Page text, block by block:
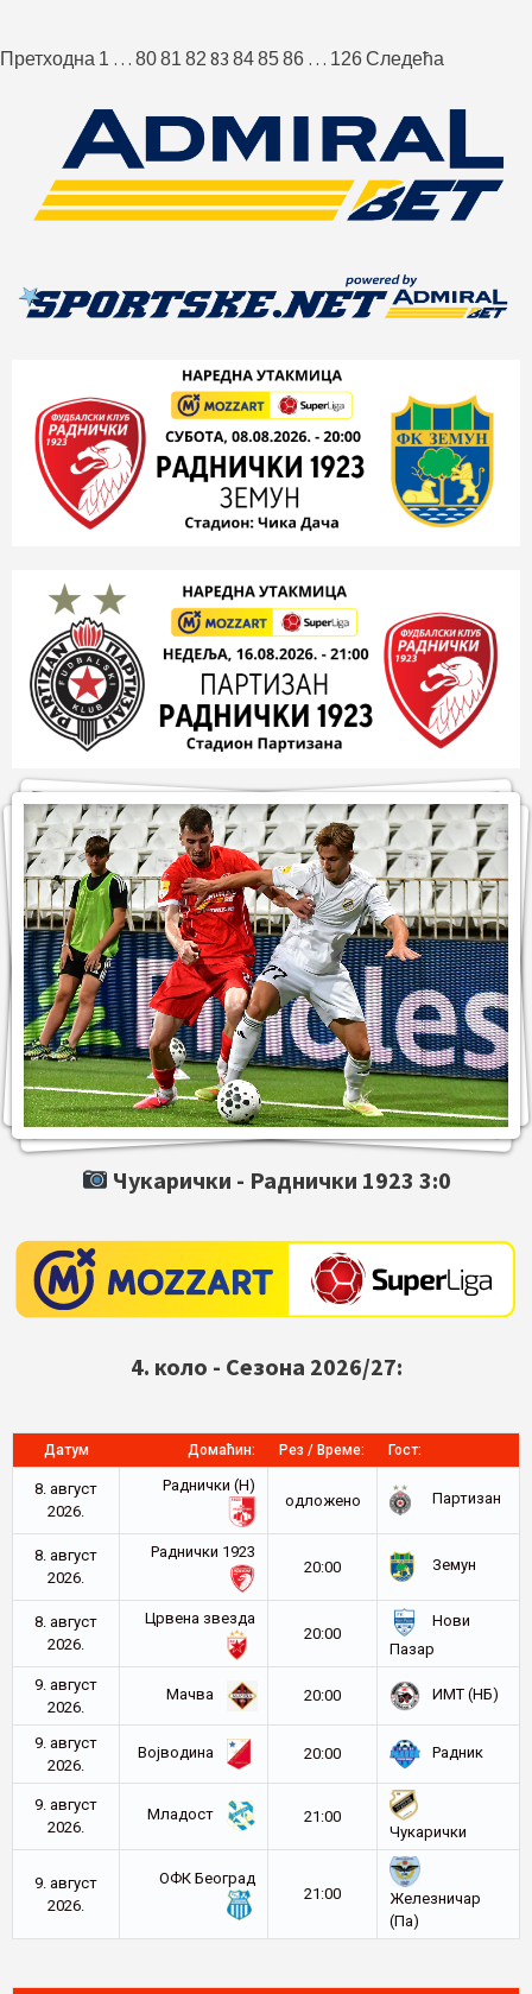
Пагинација
чланака
Претходна 1 … 8081 82 83 848586 … 126Следећа
Чукарички - Раднички 1923 3:0
4. коло - Сезона 2026/27:
Датум Домаћин: Рез / Време: Гост:
8. август
2026.
Раднички (Н)
oдложено
Партизан
8. август
2026.
Раднички 1923
20:00
Земун
8. август
2026.
Црвена звезда
20:00
Нови
Пазар
9. август
2026.
Мачва 20:00 ИМТ (НБ)
9. август
2026.
Војводина 20:00 Радник
9. август
2026.
Младост
21:00
Чукарички
9. август
2026.
ОФК Београд
21:00
Железничар
(Па)